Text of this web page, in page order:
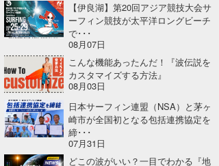
【伊良湖】第20回アジア競技大会サ
ーフィン競技が太平洋ロングビーチ
で･･･
08月07日
こんな機能あったんだ！『波伝説を
カスタマイズする方法』
08月03日
日本サーフィン連盟（NSA）と茅ヶ
崎市が全国初となる包括連携協定を
締･･･
07月31日
どこの波がいい？一目でわかる『地
上田純子
上條将美
唐澤予報士
SancheZ
ゴン
米山予報士